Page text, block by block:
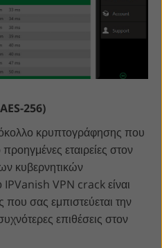
256)
κρυπτογράφησης που
εταιρείες στον
κυβερνητικών
VPN crack είναι
που σας εμπιστεύεται την
επιθέσεις στον